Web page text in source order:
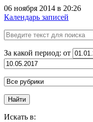
06 ноября 2014 в 20:26
Календарь записей
За какой период: от
Найти
Искать в: